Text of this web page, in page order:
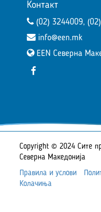
Контакт
(02) 3244009,
info@een.mk
EEN Северна
Copyright © 2024 Сите
Северна Македонија
Правила и услови
Колачиња